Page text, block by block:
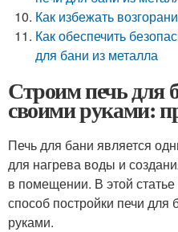
Как избежать
Как обеспечить
для бани из металла
Строим печь для
своими руками:
Печь для бани является
для нагрева воды и
в помещении. В этой
способ постройки печи для
руками.